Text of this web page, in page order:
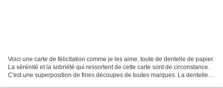
Voici une carte de félicitation comme je les aime, toute de dentelle de papier.
La sérénité et la sobriété qui ressortent de cette carte sont de circonstance.
C'est une superposition de fines découpes de toutes marques. La dentelle